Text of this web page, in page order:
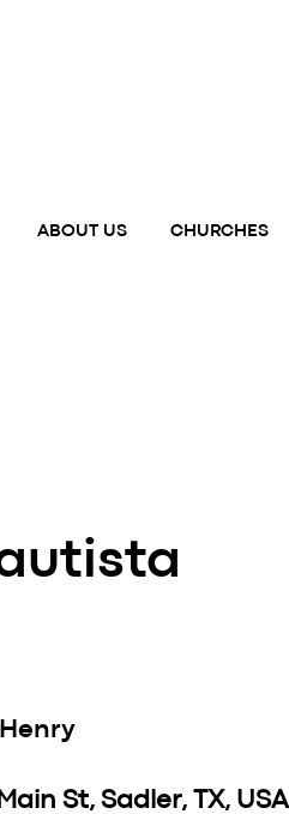
ABOUT US CHURCHES
St, Sadler, TX, USA